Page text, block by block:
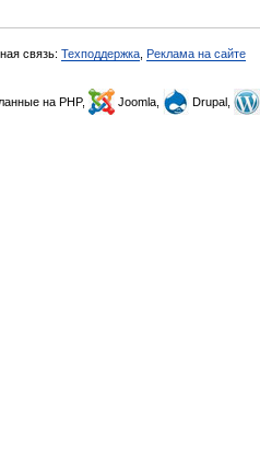
связь: Техподдержка Реклама на сайте
на PHP, Joomla, Drupal,